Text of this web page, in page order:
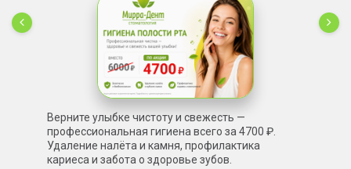
Верните улыбке чистоту и свежесть —
профессиональная гигиена всего за 4700 ₽.
Удаление налёта и камня, профилактика
кариеса и забота о здоровье зубов.